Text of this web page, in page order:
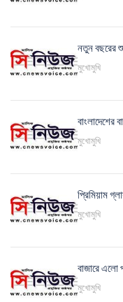
নতুন বছরের
মুখোমুখি
বাংলাদেশের
মুখোমুখি
প্রিমিয়াম
মুখোমুখি
বাজারে এলো
মুখোমুখি